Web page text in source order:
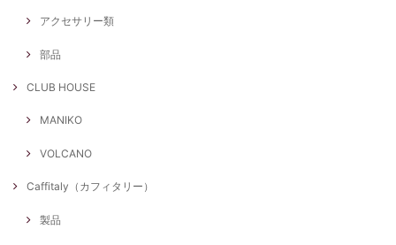
アクセサリー類
部品
CLUB HOUSE
MANIKO
VOLCANO
Caffitaly（カフィタリー）
製品